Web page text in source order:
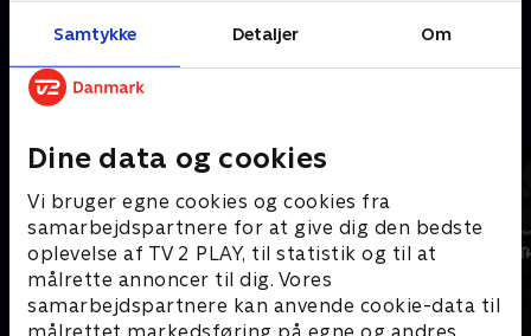
Samtykke Detaljer Om
Dine data og cookies
Vi bruger egne cookies og cookies fra
samarbejdspartnere for at give dig den bedste
oplevelse af TV 2 PLAY, til statistik og til at
målrette annoncer til dig. Vores
samarbejdspartnere kan anvende cookie-data til
Kræver tilkøb